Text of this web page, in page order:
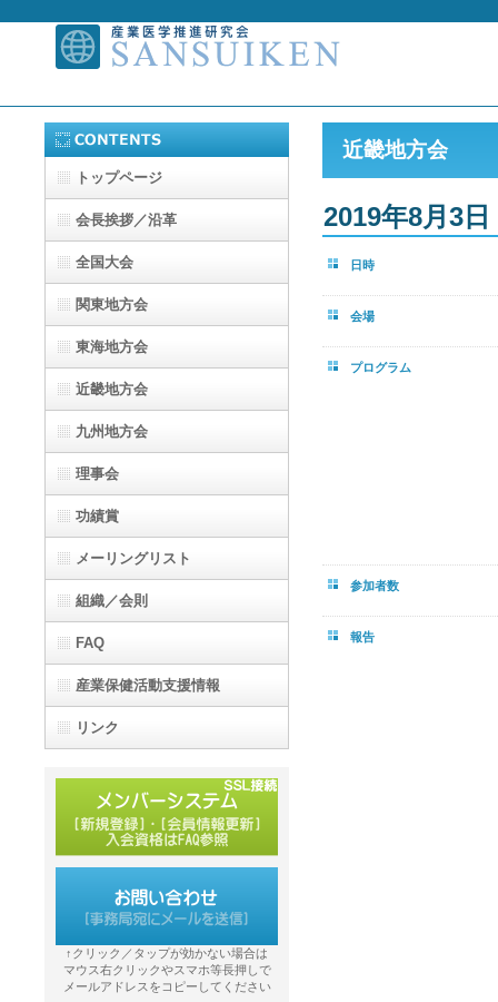
近畿地方会
2019年8月3
日時
会場
プログラム
参加者数
報告
トップページ
会長挨拶／沿革
全国大会
関東地方会
東海地方会
近畿地方会
九州地方会
理事会
功績賞
メーリングリスト
組織／会則
FAQ
産業保健活動支援情報
リンク
↑クリック／タップが効かない場合は
マウス右クリックやスマホ等長押しで
メールアドレスをコピーしてください